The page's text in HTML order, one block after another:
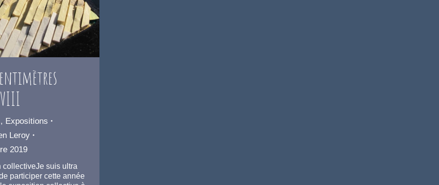
, Expositions
Leroy
2019
collectiveJe suis ultra
participer cette année